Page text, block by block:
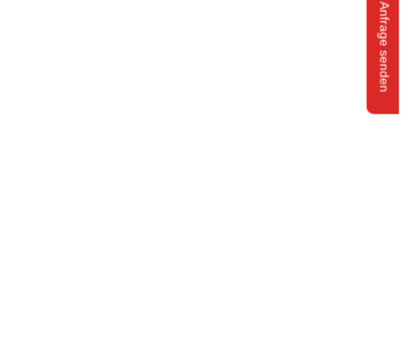
Anfrage senden